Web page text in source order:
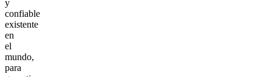
y
confiable
existente
en
el
mundo,
para